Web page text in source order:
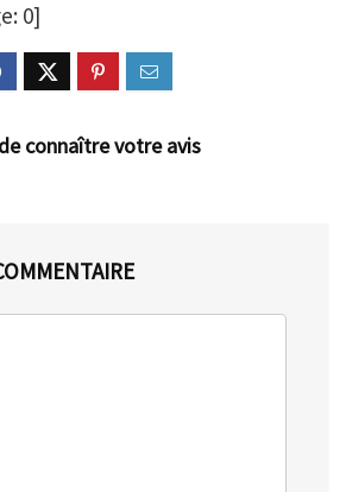
0]
connaître votre avis